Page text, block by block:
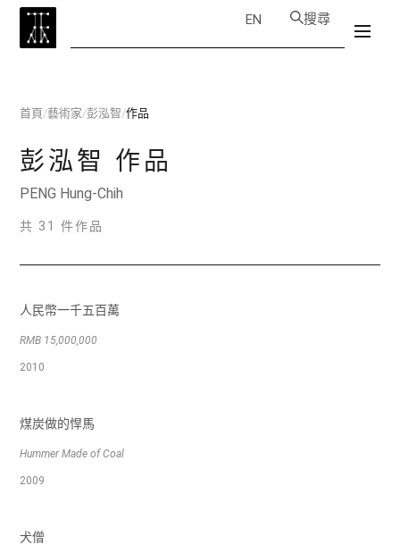
EN 搜尋
首頁/藝術家/彭泓智/作品
彭泓智 作品
PENG Hung-Chih
共 31 件作品
人民幣一千五百萬
RMB 15,000,000
2010
煤炭做的悍馬
Hummer Made of Coal
2009
犬僧